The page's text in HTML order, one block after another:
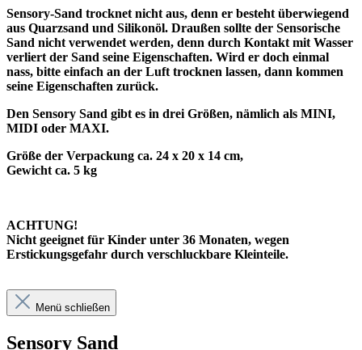
Sensory-Sand trocknet nicht aus, denn er besteht überwiegend
aus Quarzsand und Silikonöl. Draußen sollte der Sensorische
Sand nicht verwendet werden, denn durch Kontakt mit Wasser
verliert der Sand seine Eigenschaften. Wird er doch einmal
nass, bitte einfach an der Luft trocknen lassen, dann kommen
seine Eigenschaften zurück.
Den Sensory Sand gibt es in drei Größen, nämlich als MINI,
MIDI oder MAXI.
Größe der Verpackung ca. 24 x 20 x 14 cm,
Gewicht ca. 5 kg
ACHTUNG!
Nicht geeignet für Kinder unter 36 Monaten, wegen
Erstickungsgefahr durch verschluckbare Kleinteile.
Menü schließen
Sensory Sand